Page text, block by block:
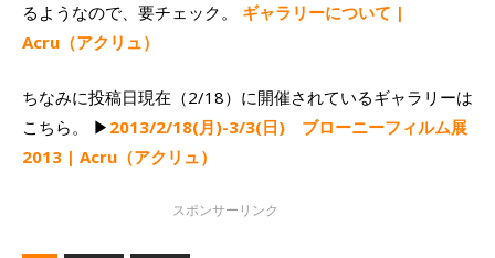
るようなので、要チェック。 ギャラリーについて |
Acru（アクリュ）
ちなみに投稿日現在（2/18）に開催されているギャラリーは
こちら。 ▶ 2013/2/18(月)-3/3(日) ブローニーフィルム展
2013 | Acru（アクリュ）